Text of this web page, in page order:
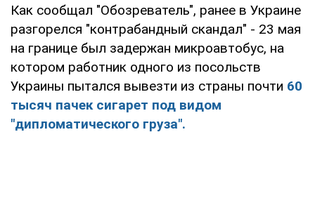
Как сообщал "Обозреватель", ранее в Украине
разгорелся "контрабандный скандал" - 23 мая
на границе был задержан микроавтобус, на
котором работник одного из посольств
Украины пытался вывезти из страны почти 60
тысяч пачек сигарет под видом
"дипломатического груза".